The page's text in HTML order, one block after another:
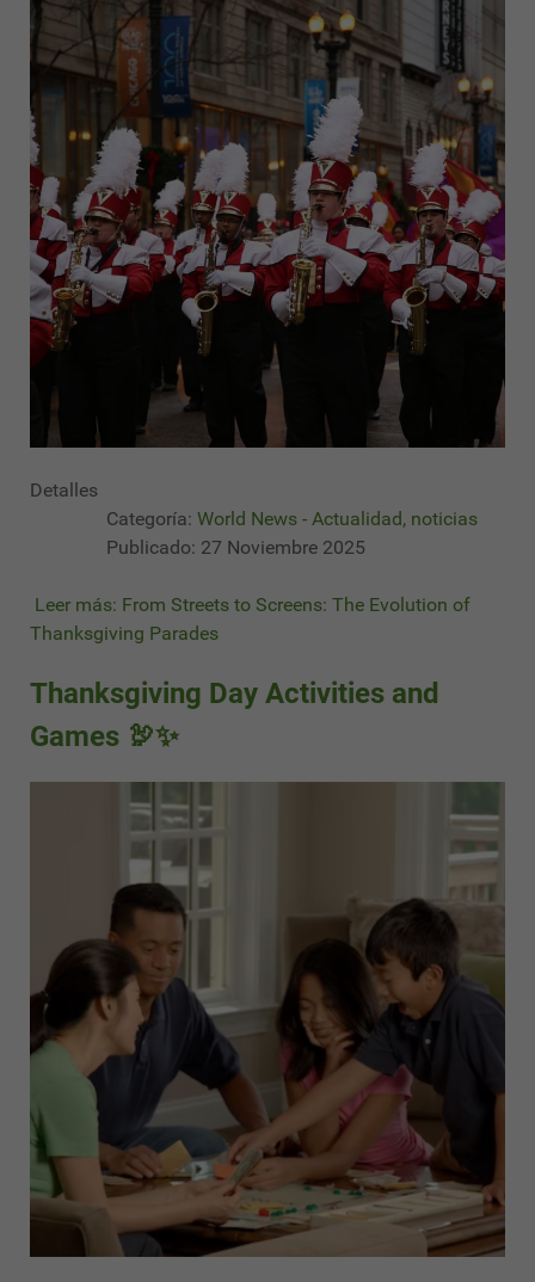
Detalles
Categoría: World News - Actualidad, noticias
Publicado: 27 Noviembre 2025
Leer más: From Streets to Screens: The Evolution of
Thanksgiving Parades
Thanksgiving Day Activities and
Games 🦃✨